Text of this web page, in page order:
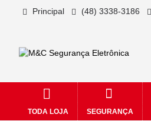
Principal (48) 3338-3186
TODA LOJA SEGURANÇA